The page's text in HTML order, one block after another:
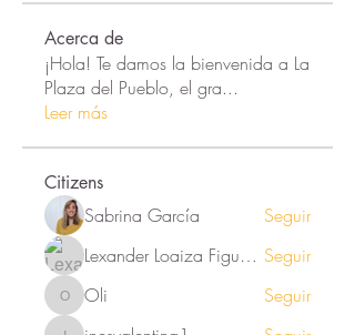
Acerca de
¡Hola! Te damos la bienvenida a La
Plaza del Pueblo, el gra...
Leer más
Citizens
Sabrina García
Seguir
Lexander Loaiza Figueroa Seguir
Oli Oli Seguir